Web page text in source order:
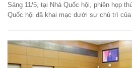
Sáng 11/5, tại Nhà Quốc hội, phiên họp
Quốc hội đã khai mạc dưới sự chủ trì